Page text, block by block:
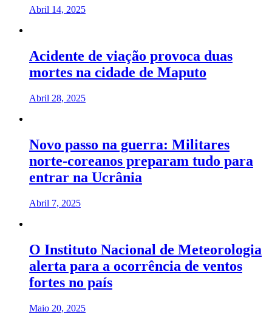
Abril 14, 2025
Acidente de viação provoca duas
mortes na cidade de Maputo
Abril 28, 2025
Novo passo na guerra: Militares
norte-coreanos preparam tudo para
entrar na Ucrânia
Abril 7, 2025
O Instituto Nacional de Meteorologia
alerta para a ocorrência de ventos
fortes no país
Maio 20, 2025